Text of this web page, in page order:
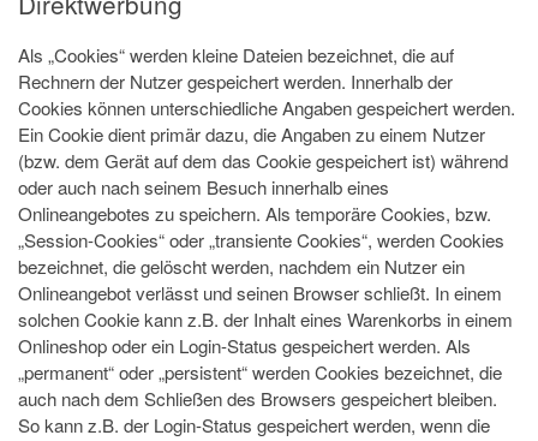
Als „Cookies“ werden kleine Dateien bezeichnet, die auf
Rechnern der Nutzer gespeichert werden. Innerhalb der
Cookies können unterschiedliche Angaben gespeichert werden.
Ein Cookie dient primär dazu, die Angaben zu einem Nutzer
(bzw. dem Gerät auf dem das Cookie gespeichert ist) während
oder auch nach seinem Besuch innerhalb eines
Onlineangebotes zu speichern. Als temporäre Cookies, bzw.
„Session-Cookies“ oder „transiente Cookies“, werden Cookies
bezeichnet, die gelöscht werden, nachdem ein Nutzer ein
Onlineangebot verlässt und seinen Browser schließt. In einem
solchen Cookie kann z.B. der Inhalt eines Warenkorbs in einem
Onlineshop oder ein Login-Status gespeichert werden. Als
„permanent“ oder „persistent“ werden Cookies bezeichnet, die
auch nach dem Schließen des Browsers gespeichert bleiben.
So kann z.B. der Login-Status gespeichert werden, wenn die